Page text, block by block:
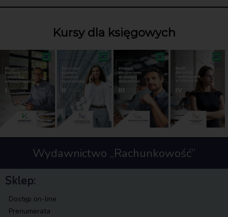
Kursy dla księgowych
Wydawnictwo „Rachunkowość”
Sklep:
Dostęp on-line
Prenumerata